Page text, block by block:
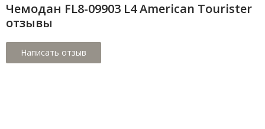
Чемодан FL8-09903 L4 American Tourister
отзывы